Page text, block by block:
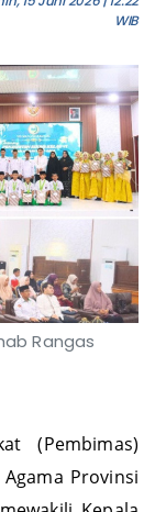
15 Juni 2026 | 12:22
(Pembimas)
Provinsi